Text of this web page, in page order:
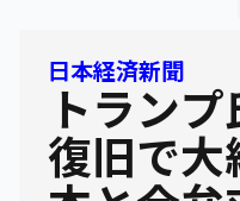
日本経済新聞
トラン
復旧で